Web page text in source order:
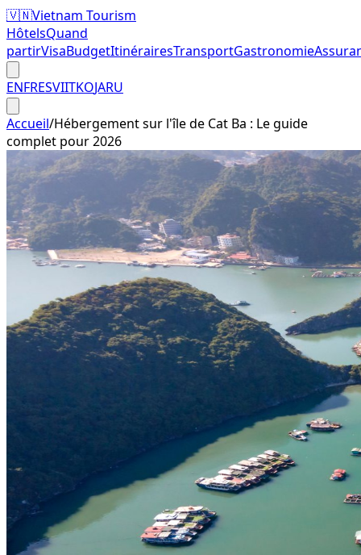
🇻🇳Vietnam Tourism
HôtelsQuand
partirVisaBudgetItinérairesTransportGastronomie
ENFRESVIITKOJARU
Accueil/Hébergement sur l'île de Cat Ba : Le guide
complet pour 2026